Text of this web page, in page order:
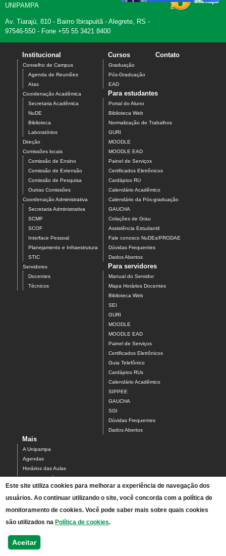
UNIPAMPA
Av. Tiarajú, 810 - Bairro Ibirapuitã - Alegrete, RS -
97546-550 - Fone +55 55 3421 8400
Institucional
Conselho de Campus
Agenda de Reuniões
Atas
Coordenação Acadêmica
Secretaria Acadêmica
NuDE
Biblioteca
Laboratórios
Direção
Comissões locais
Comissão de Ensino
Comissão de Extensão
Comissão de Pesquisa
Outras Comissões
Coordenação Administrativa
Secretaria Administrativa
SCMP
SCOF
Interface Pessoal
Planejamento e Infraestrutura
STIC
Servidores
Docentes
Técnicos
Cursos
Graduação
Pós-Graduação
EAD
Contato
Para estudantes
Portal do Aluno
Biblioteca Web
Normalização de Trabalhos
GURI
MOODLE
MOODLE EAD
Painel de Serviços
Certificados Eletrônicos
Cardápios RU
Calendário Acadêmico
Calendário da Pós-graduação
GAUCHA
Colações de Grau
Assistência Estudantil
Fale conosco NuDEs/PRODAE
Dúvidas Frequentes
Dados Abertos
Para servidores
Manual do Servidor
Mapa Horários Docentes
Biblioteca Web
SEI
GURI
MOODLE
MOODLE EAD
Painel de Serviços
Certificados Eletrônicos
Guia Telefônico
Cardápios RUs
Calendário Acadêmico
SIPPEE
GAUCHA
SGI
Dúvidas Frequentes
Dados Abertos
Mais
A Unipampa
Agendas
Horários das Aulas
Centro Acadêmico do Campus Alegrete
Estrutura Organizacional
PDI 2019-2023
Orientações de segurança
Acesso ao Antigo Portal
Relatórios de Gestão e Planejamento
Bolsistas - processos seletivos
Este site utiliza cookies para melhorar a experiência de navegação dos
usuários. Ao continuar utilizando o site, você concorda com a política de
monitoramento de cookies. Você pode saber mais sobre quais cookies
são utilizados na Política de cookies.
Aceitar